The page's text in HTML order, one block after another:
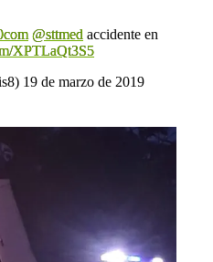
@sttmed accidente en
XPTLaQt3S5
19 de marzo de 2019